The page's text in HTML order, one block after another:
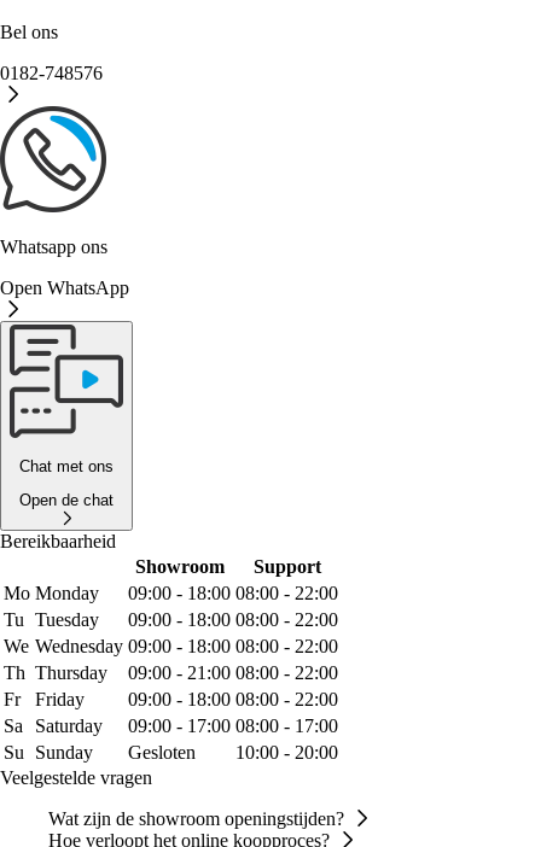
Bel ons
0182-748576
Whatsapp ons
Open WhatsApp
Chat met ons
Open de chat
Bereikbaarheid
Showroom
Support
Mo Monday 09:00 - 18:00 08:00 - 22:00
Tu Tuesday 09:00 - 18:00 08:00 - 22:00
We Wednesday 09:00 - 18:00 08:00 - 22:00
Th Thursday 09:00 - 21:00 08:00 - 22:00
Fr
Friday 09:00 - 18:00 08:00 - 22:00
Sa
Saturday 09:00 - 17:00 08:00 - 17:00
Su
Sunday Gesloten
10:00 - 20:00
Veelgestelde vragen
Wat zijn de showroom openingstijden?
Hoe verloopt het online koopproces?